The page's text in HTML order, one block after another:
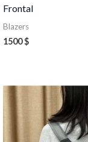
Frontal
Blazers
1500$